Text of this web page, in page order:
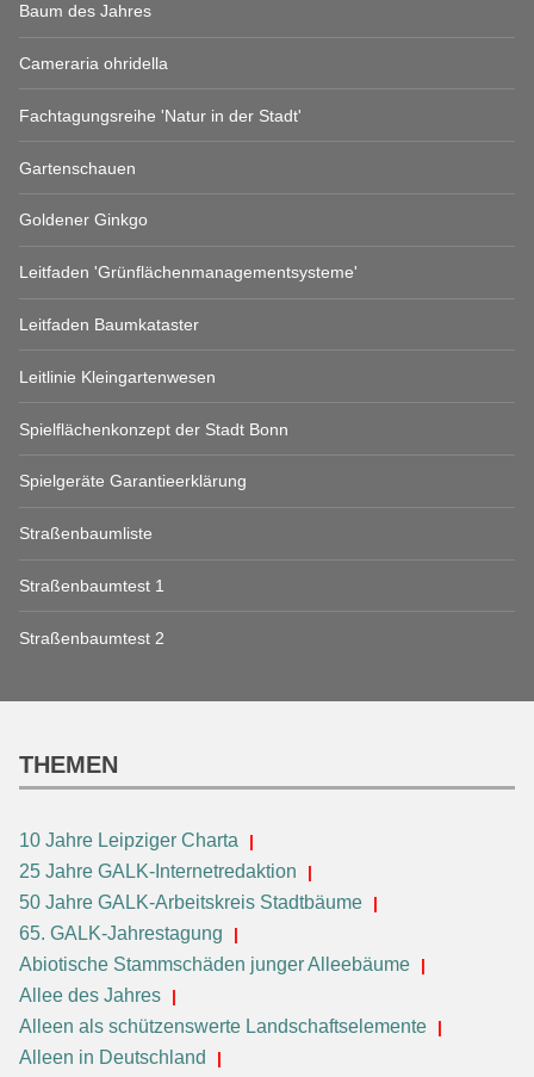
Baum des Jahres
Cameraria ohridella
Fachtagungsreihe 'Natur in der Stadt'
Gartenschauen
Goldener Ginkgo
Leitfaden 'Grünflächenmanagementsysteme'
Leitfaden Baumkataster
Leitlinie Kleingartenwesen
Spielflächenkonzept der Stadt Bonn
Spielgeräte Garantieerklärung
Straßenbaumliste
Straßenbaumtest 1
Straßenbaumtest 2
THEMEN
10 Jahre Leipziger Charta
25 Jahre GALK-Internetredaktion
50 Jahre GALK-Arbeitskreis Stadtbäume
65. GALK-Jahrestagung
Abiotische Stammschäden junger Alleebäume
Allee des Jahres
Alleen als schützenswerte Landschaftselemente
Alleen in Deutschland